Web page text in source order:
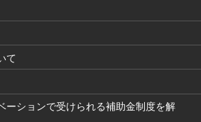
て
ーションで受けられる補助金制度を解